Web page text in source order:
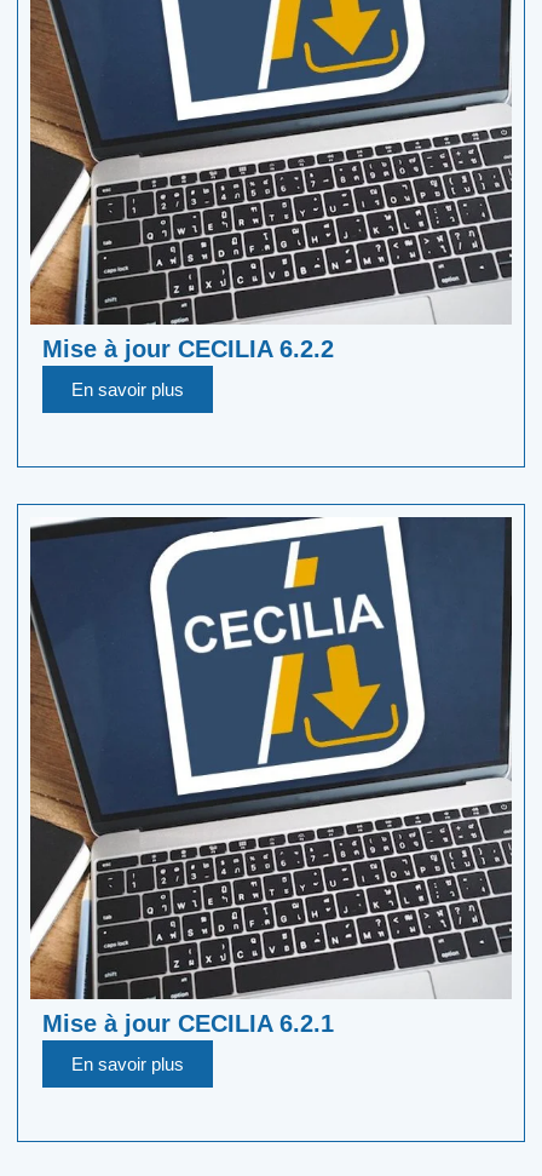
Mise à jour CECILIA 6.2.2
En savoir plus
Mise à jour CECILIA 6.2.1
En savoir plus